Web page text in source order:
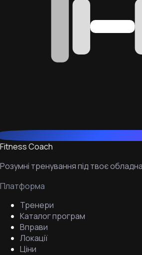
Fitness Coach
Розумні тренування під твоє
Платформа
Тренери
Каталог програм
Вправи
Локації
Ціни